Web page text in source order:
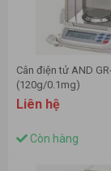
Cân điện tử AND
(120g/0.1mg)
Liên hệ
Còn hàng